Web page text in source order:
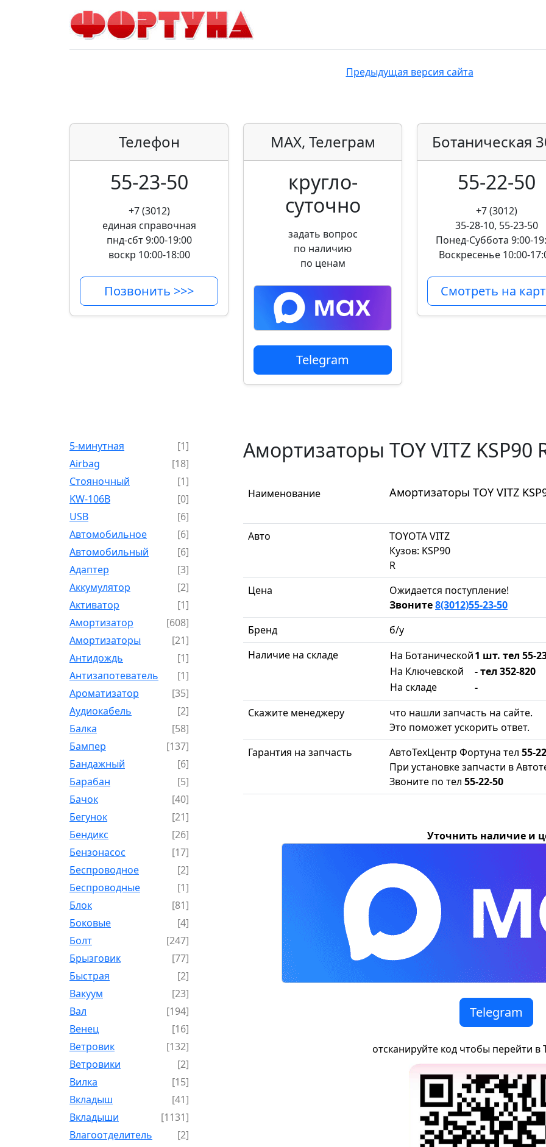
Предыдущая версия сайта
Телефон
55-23-50
+7 (3012)
единая справочная
пнд-сбт 9:00-19:00
воскр 10:00-18:00
Позвонить >>>
MAX, Телеграм
кругло­
суточно
задать вопрос
по наличию
по ценам
Telegram
Ботаническая
55-22-50
+7 (3012)
35-28-10, 55-23-50
Понед-Суббота 9:00-
Воскресенье 10:00-
Смотреть на
5-минутная
[1]
Airbag
[18]
Cтояночный
[1]
KW-106B
[0]
USB
[6]
Автомобильное
[6]
Автомобильный
[6]
Адаптер
[3]
Аккумулятор
[2]
Активатор
[1]
Амортизатор
[608]
Амортизаторы
[21]
Антидождь
[1]
Антизапотеватель
[1]
Ароматизатор
[35]
Аудиокабель
[2]
Балка
[58]
Бампер
[137]
Бандажный
[6]
Барабан
[5]
Бачок
[40]
Бегунок
[21]
Бендикс
[26]
Бензонасос
[17]
Беспроводное
[2]
Беспроводные
[1]
Блок
[81]
Боковые
[4]
Болт
[247]
Брызговик
[77]
Быстрая
[2]
Вакуум
[23]
Вал
[194]
Венец
[16]
Ветровик
[132]
Ветровики
[2]
Вилка
[15]
Вкладыш
[41]
Вкладыши
[1131]
Влагоотделитель
[2]
Амортизаторы TOY VITZ KSP90
Наименование Амортизаторы TOY VITZ
Авто
TOYOTA VITZ
Кузов: KSP90
R
Цена
Ожидается поступление!
Звоните8(3012)55-23-50
Бренд
б/у
Наличие на складе
На Ботанической1 шт. тел 55-
На Ключевской
- тел 352-820
На складе
-
Скажите менеджеру
что нашли запчасть на сайте.
Это поможет ускорить ответ.
Гарантия на запчасть
АвтоТехЦентр Фортуна тел 55-
При установке запчасти в
Звоните по тел 55-22-50
Уточнить наличие и
Telegram
отсканируйте код чтобы перейти в